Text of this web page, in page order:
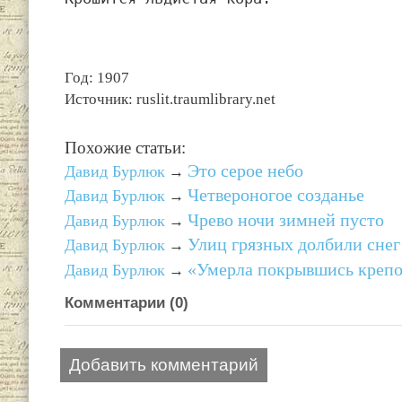
Год: 1907
Источник: ruslit.traumlibrary.net
Похожие статьи:
Давид Бурлюк → Это серое небо
Давид Бурлюк → Четвероногое созданье
Давид Бурлюк → Чрево ночи зимней пусто
Давид Бурлюк → Улиц грязных долбили снег
Давид Бурлюк → «Умерла покрывшись
Комментарии (0)
Добавить комментарий